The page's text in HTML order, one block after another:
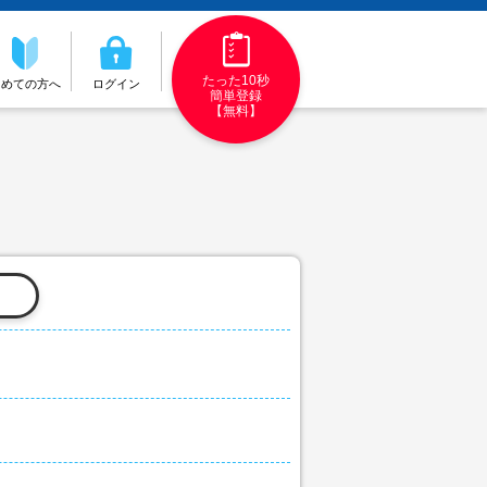
ての方へ ログイン
たった10秒
簡単登録
【無料】